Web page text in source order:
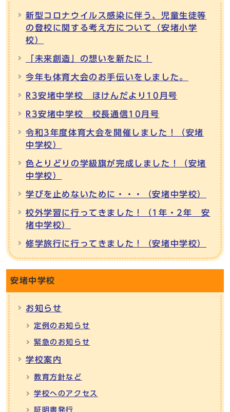
新型コロナウイルス感染に伴う、児童生徒等
の登校に関する考え方について（安堵小学
校）
「未来創造」の想いを新たに！
今年も体育大会のお手伝いをしました。
R3安堵中学校 ほけんだより10月号
R3安堵中学校 校長通信10月号
令和3年度体育大会を開催しました！（安堵
中学校）
色とりどりの学級旗が完成しました！（安堵
中学校）
学びを止めないために・・・（安堵中学校）
校外学習に行ってきました！（1年・2年 安
堵中学校）
修学旅行に行ってきました！（安堵中学校）
安堵中学校
お知らせ
定例のお知らせ
緊急のお知らせ
学校案内
教育方針など
学校へのアクセス
証明書発行